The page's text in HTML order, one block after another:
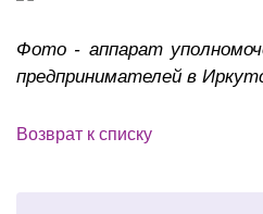
Фото - аппарат
предпринимателей в
Возврат к списку